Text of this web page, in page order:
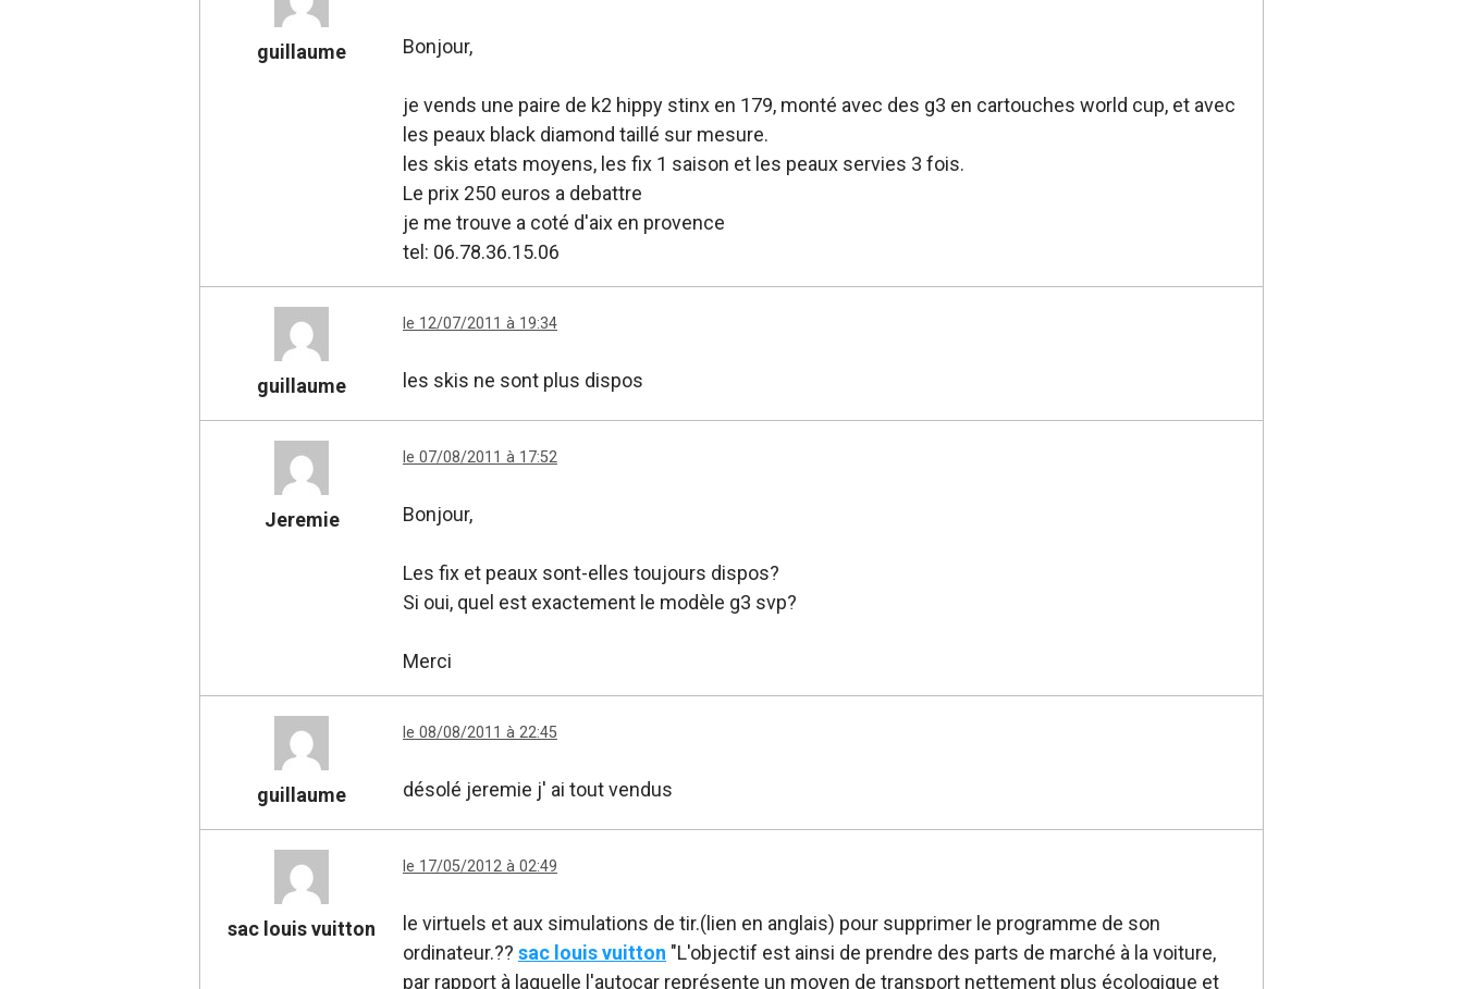
guillaume Bonjour,
je vends une paire de k2 hippy stinx en 179, monté avec des g3 en cartouches world cup, et avec
les peaux black diamond taillé sur mesure.
les skis etats moyens, les fix 1 saison et les peaux servies 3 fois.
Le prix 250 euros a debattre
je me trouve a coté d'aix en provence
tel: 06.78.36.15.06
guillaume
le 12/07/2011 à 19:34
les skis ne sont plus dispos
Jeremie
le 07/08/2011 à 17:52
Bonjour,
Les fix et peaux sont-elles toujours dispos?
Si oui, quel est exactement le modèle g3 svp?
Merci
guillaume
le 08/08/2011 à 22:45
désolé jeremie j' ai tout vendus
sac louis vuitton
le 17/05/2012 à 02:49
le virtuels et aux simulations de tir.(lien en anglais) pour supprimer le programme de son
ordinateur.?? sac louis vuitton "L'objectif est ainsi de prendre des parts de marché à la voiture,
par rapport à laquelle l'autocar représente un moyen de transport nettement plus écologique et